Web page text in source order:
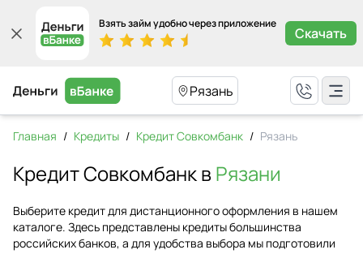
Взять займ удобно через приложение
Скачать
Рязань
Главная / Кредиты / Кредит Совкомбанк / Рязань
Кредит Совкомбанк вРязани
Выберите кредит для дистанционного оформления в нашем
каталоге. Здесь представлены кредиты большинства
российских банков, а для удобства выбора мы подготовили